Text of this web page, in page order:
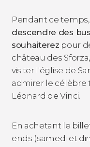
Pendant ce
descendre des
souhaiterez pour
château des
visiter l'église de
admirer le célèbre
Léonard de Vinci.
En achetant le
ends (samedi et